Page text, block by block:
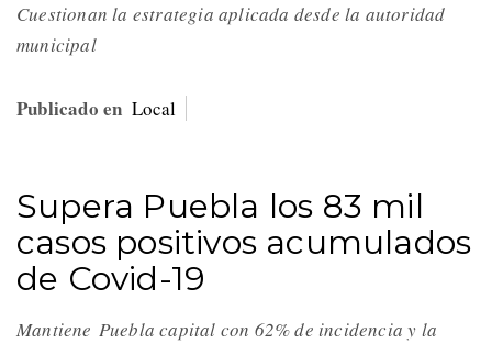
Cuestionan la estrategia aplicada desde la autoridad
municipal
Publicado en Local
Supera Puebla los 83 mil
casos positivos acumulados
de Covid-19
Mantiene Puebla capital con 62% de incidencia y la